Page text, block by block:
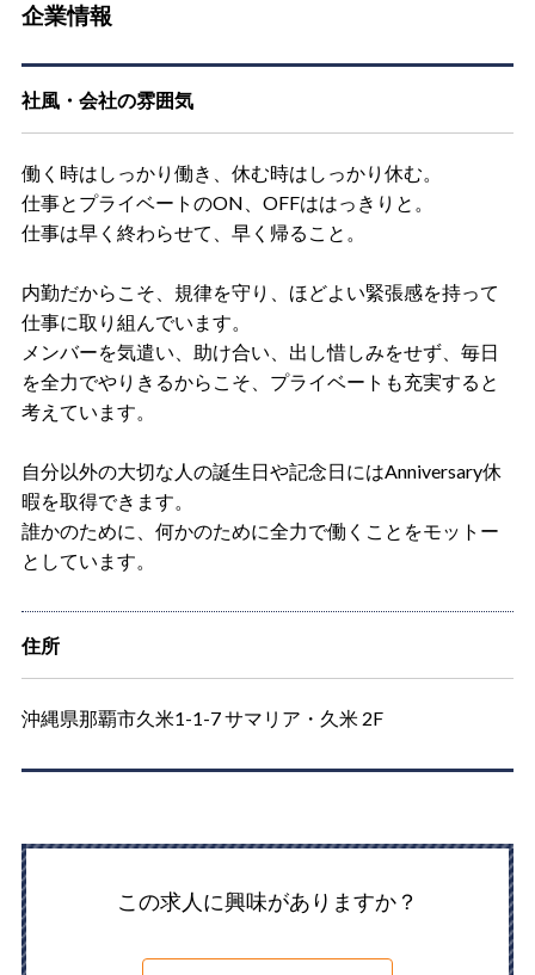
企業情報
社風・会社の雰囲気
働く時はしっかり働き、休む時はしっかり休む。
仕事とプライベートのON、OFFははっきりと。
仕事は早く終わらせて、早く帰ること。
内勤だからこそ、規律を守り、ほどよい緊張感を持って
仕事に取り組んでいます。
メンバーを気遣い、助け合い、出し惜しみをせず、毎日
を全力でやりきるからこそ、プライベートも充実すると
考えています。
自分以外の大切な人の誕生日や記念日にはAnniversary休
暇を取得できます。
誰かのために、何かのために全力で働くことをモットー
としています。
住所
沖縄県那覇市久米1-1-7 サマリア・久米 2F
この求人に興味がありますか？